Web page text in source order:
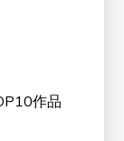
作品